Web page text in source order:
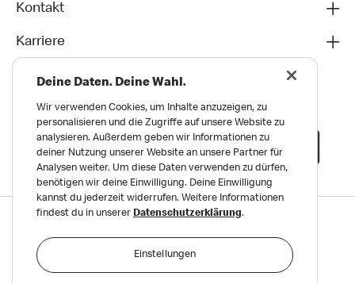
Kontakt
Karriere
Datenschutz
Deine Daten. Deine Wahl.
Wir verwenden Cookies, um Inhalte anzuzeigen, zu
personalisieren und die Zugriffe auf unsere Website zu
analysieren. Außerdem geben wir Informationen zu
deiner Nutzung unserer Website an unsere Partner für
Analysen weiter. Um diese Daten verwenden zu dürfen,
benötigen wir deine Einwilligung. Deine Einwilligung
kannst du jederzeit widerrufen. Weitere Informationen
findest du in unserer Datenschutzerklärung.
Einstellungen